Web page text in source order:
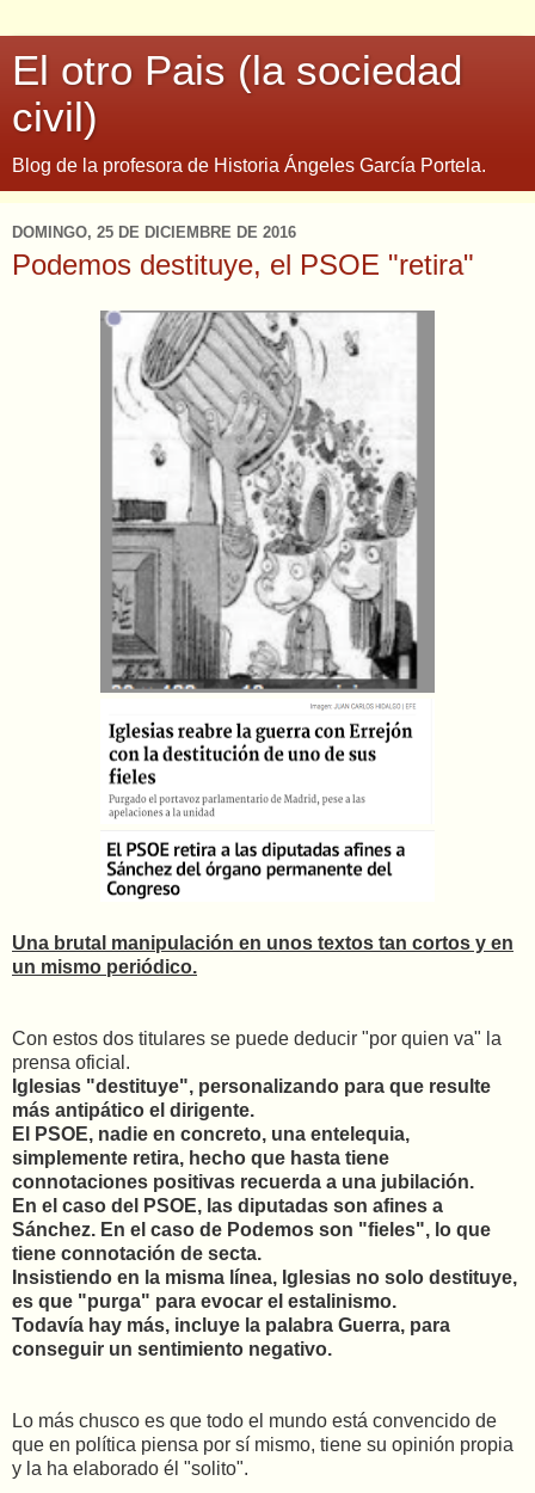
El otro Pais (la sociedad
civil)
Blog de la profesora de Historia Ángeles García Portela.
DOMINGO, 25 DE DICIEMBRE DE 2016
Podemos destituye, el PSOE "retira"
Una brutal manipulación en unos textos tan cortos y en
un mismo periódico.
Con estos dos titulares se puede deducir "por quien va" la
prensa oficial.
Iglesias "destituye", personalizando para que resulte
más antipático el dirigente.
El PSOE, nadie en concreto, una entelequia,
simplemente retira, hecho que hasta tiene
connotaciones positivas recuerda a una jubilación.
En el caso del PSOE, las diputadas son afines a
Sánchez. En el caso de Podemos son "fieles", lo que
tiene connotación de secta.
Insistiendo en la misma línea, Iglesias no solo destituye,
es que "purga" para evocar el estalinismo.
Todavía hay más, incluye la palabra Guerra, para
conseguir un sentimiento negativo.
Lo más chusco es que todo el mundo está convencido de
que en política piensa por sí mismo, tiene su opinión propia
y la ha elaborado él "solito".